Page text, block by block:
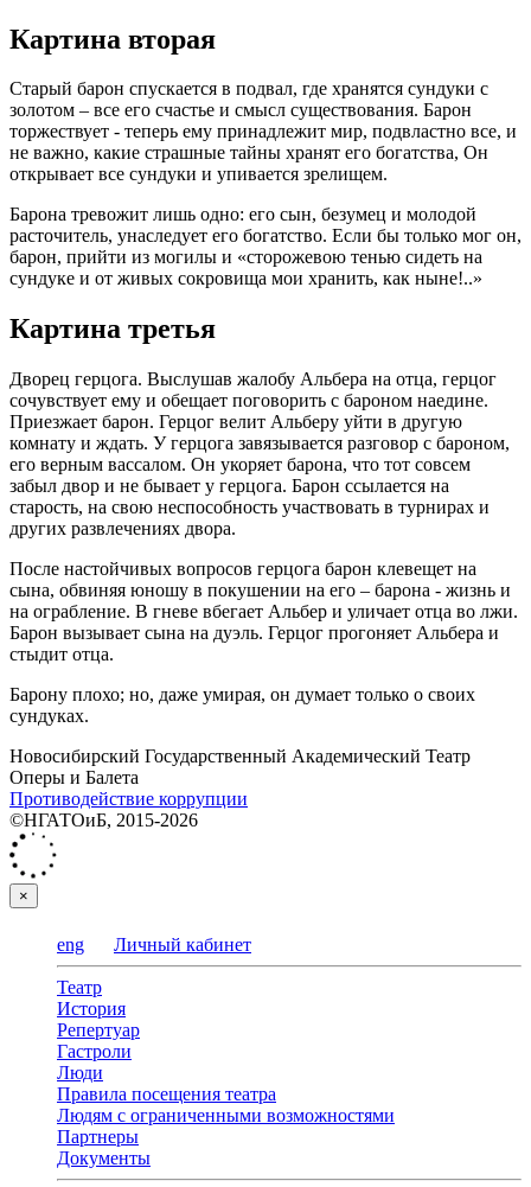
Картина вторая
Старый барон спускается в подвал, где хранятся сундуки с
золотом – все его счастье и смысл существования. Барон
торжествует - теперь ему принадлежит мир, подвластно все, и
не важно, какие страшные тайны хранят его богатства, Он
открывает все сундуки и упивается зрелищем.
Барона тревожит лишь одно: его сын, безумец и молодой
расточитель, унаследует его богатство. Если бы только мог он,
барон, прийти из могилы и «сторожевою тенью сидеть на
сундуке и от живых сокровища мои хранить, как ныне!..»
Картина третья
Дворец герцога. Выслушав жалобу Альбера на отца, герцог
сочувствует ему и обещает поговорить с бароном наедине.
Приезжает барон. Герцог велит Альберу уйти в другую
комнату и ждать. У герцога завязывается разговор с бароном,
его верным вассалом. Он укоряет барона, что тот совсем
забыл двор и не бывает у герцога. Барон ссылается на
старость, на свою неспособность участвовать в турнирах и
других развлечениях двора.
После настойчивых вопросов герцога барон клевещет на
сына, обвиняя юношу в покушении на его – барона - жизнь и
на ограбление. В гневе вбегает Альбер и уличает отца во лжи.
Барон вызывает сына на дуэль. Герцог прогоняет Альбера и
стыдит отца.
Барону плохо; но, даже умирая, он думает только о своих
сундуках.
Новосибирский Государственный Академический Театр
Оперы и Балета
Противодействие коррупции
©НГАТОиБ, 2015-2026
×
eng Личный кабинет
Театр
История
Репертуар
Гастроли
Люди
Правила посещения театра
Людям с ограниченными возможностями
Партнеры
Документы